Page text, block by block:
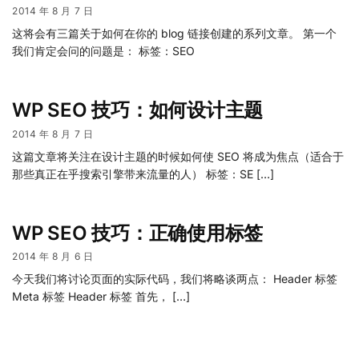
2014 年 8 月 7 日
这将会有三篇关于如何在你的 blog 链接创建的系列文章。 第一个
我们肯定会问的问题是： 标签：SEO
WP SEO 技巧：如何设计主题
2014 年 8 月 7 日
这篇文章将关注在设计主题的时候如何使 SEO 将成为焦点（适合于
那些真正在乎搜索引擎带来流量的人） 标签：SE […]
WP SEO 技巧：正确使用标签
2014 年 8 月 6 日
今天我们将讨论页面的实际代码，我们将略谈两点： Header 标签
Meta 标签 Header 标签 首先， […]